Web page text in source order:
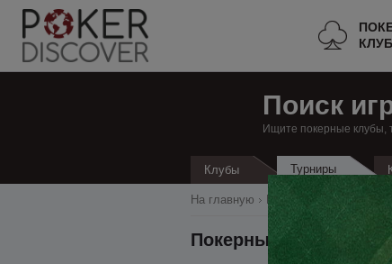
Поиск
Ищите покерные клубы,
Клубы Турниры
На главную Все покерные клубы
Покерные турниры в